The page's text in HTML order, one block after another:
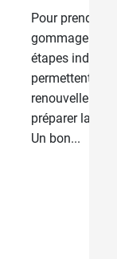
Pour prendre
gommage et
étapes
permettent
préparer la
Un bon...